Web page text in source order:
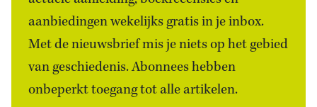
aanbiedingen wekelijks gratis in je inbox.
Met de nieuwsbrief mis je niets op het gebied
van geschiedenis. Abonnees hebben
onbeperkt toegang tot alle artikelen.